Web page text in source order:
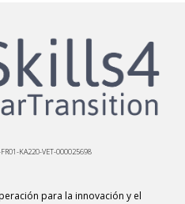
KA220-VET-000025698
para la innovación y el